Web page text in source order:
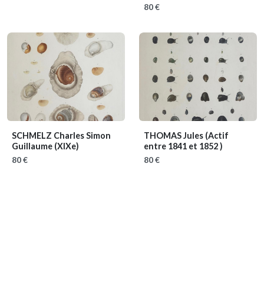
80 €
SCHMELZ Charles Simon
Guillaume (XIXe)
80 €
THOMAS Jules (Actif
entre 1841 et 1852 )
80 €